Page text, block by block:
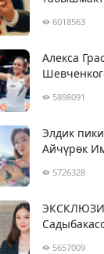
6018563
Алекса
5898091
Элдик
Айчүрөк
5726328
5657009